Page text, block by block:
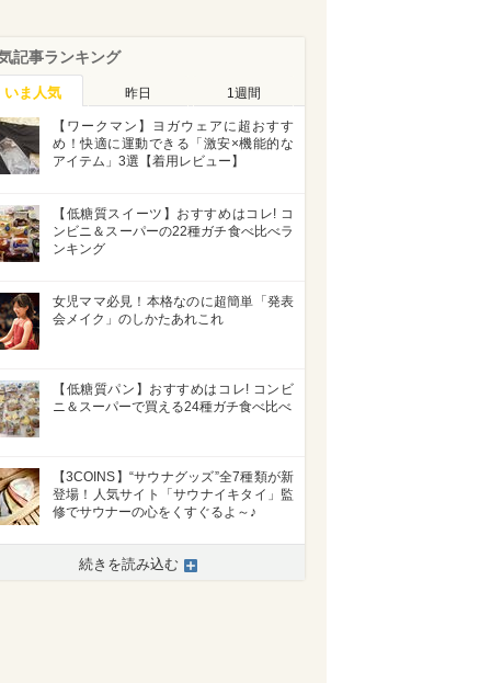
記事ランキング
いま人気 昨日 1週間
【ワークマン】ヨガウェアに超おすす
め！快適に運動できる「激安×機能的な
アイテム」3選【着用レビュー】
【低糖質スイーツ】おすすめはコレ! コ
ンビニ＆スーパーの22種ガチ食べ比べラ
ンキング
女児ママ必見！本格なのに超簡単「発表
会メイク」のしかたあれこれ
【低糖質パン】おすすめはコレ! コンビ
ニ＆スーパーで買える24種ガチ食べ比べ
【3COINS】“サウナグッズ”全7種類が新
登場！人気サイト「サウナイキタイ」監
修でサウナーの心をくすぐるよ～♪
続きを読み込む